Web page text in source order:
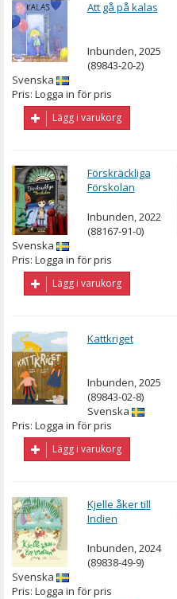
Att gå på kalas
Inbunden, 2025
(89843-20-2)
Svenska
Pris: Logga in för pris
Lägg i varukorg
Förskräckliga
Förskolan
Inbunden, 2022
(88167-91-0)
Svenska
Pris: Logga in för pris
Lägg i varukorg
Kattkriget
Inbunden, 2025
(89843-02-8)
Svenska
Pris: Logga in för pris
Lägg i varukorg
Kjelle åker till
Indien
Inbunden, 2024
(89838-49-9)
Svenska
Pris: Logga in för pris